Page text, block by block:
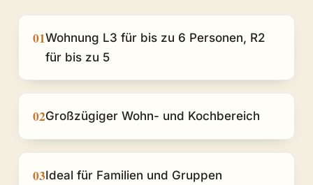
01Wohnung L3 für bis zu 6 Personen, R2
für bis zu 5
02Großzügiger Wohn- und Kochbereich
03Ideal für Familien und Gruppen